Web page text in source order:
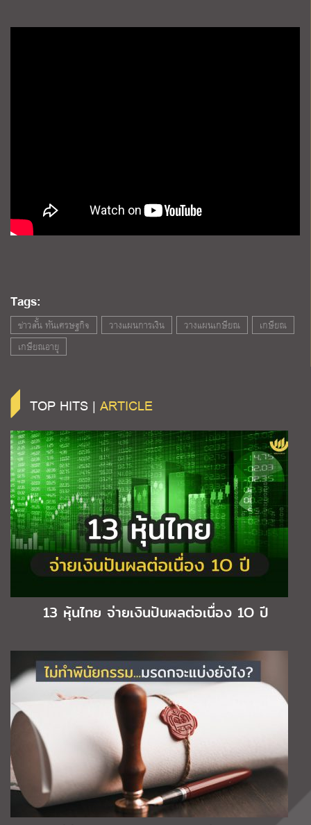
Tags:
ข่าวสั้น ทันเศรษฐกิจ วางแผนการเงิน วางแผนเกษียณ
เกษียณ
เกษียณอายุ
TOP HITS | ARTICLE
13 หุ้นไทย จ่ายเงินปันผลต่อเนื่อง 1O ปี